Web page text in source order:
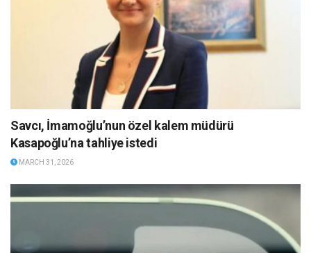
Savcı, İmamoğlu’nun özel kalem müdürü
Kasapoğlu’na tahliye istedi
MARCH 31, 2026